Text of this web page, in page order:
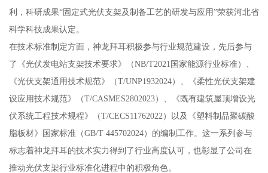
利，科研成果“固定式光伏支架及制备工艺的研发与应用”荣获河北省
科学科技成果认定。
在技术标准制定方面，神龙拜耳积极参与行业规范建设，先后参与
了《光伏发电站支架技术要求》（NB/T2021国家能源行业标准）、
《光伏支架通用技术规范》（T/UNP1932024）、《柔性光伏支架建
设应用技术规范》（T/CASMES2802023）、《既有建筑屋顶增设光
伏系统工程技术规程》（T/CECS11762022）以及《塑料制品聚碳酸
脂板材》国家标准（GB/T 445702024）的编制工作。这一系列参与
标志着神龙拜耳的技术实力得到了行业高度认可，也彰显了公司在
推动光伏支架行业标准化进程中的积极角色。